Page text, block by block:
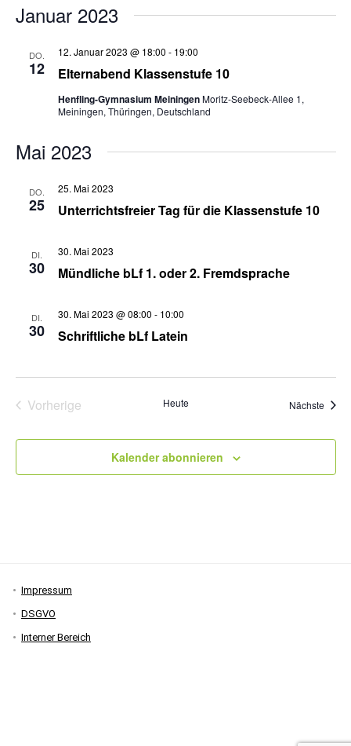
Januar 2023
DO.
12 Elternabend Klassenstufe 10
12. Januar 2023 @ 18:00 - 19:00
Henfling-Gymnasium MeiningenMoritz-Seebeck-Allee 1,
Meiningen, Thüringen, Deutschland
Mai 2023
DO.
25 Unterrichtsfreier Tag für die Klassenstufe 10
25. Mai 2023
DI.
30 Mündliche bLf 1. oder 2. Fremdsprache
30. Mai 2023
DI.
30 Schriftliche bLf Latein
30. Mai 2023 @ 08:00 - 10:00
Vorherige
Heute Nächste
Kalender abonnieren
Impressum
DSGVO
Interner Bereich